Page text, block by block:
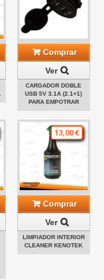
Comprar
Ver
CARGADOR DOBLE
USB 5V 3.1A (2.1+1)
PARA EMPOTRAR
13,00 €
Comprar
Ver
LIMPIADOR INTERIOR
CLEANER KENOTEK